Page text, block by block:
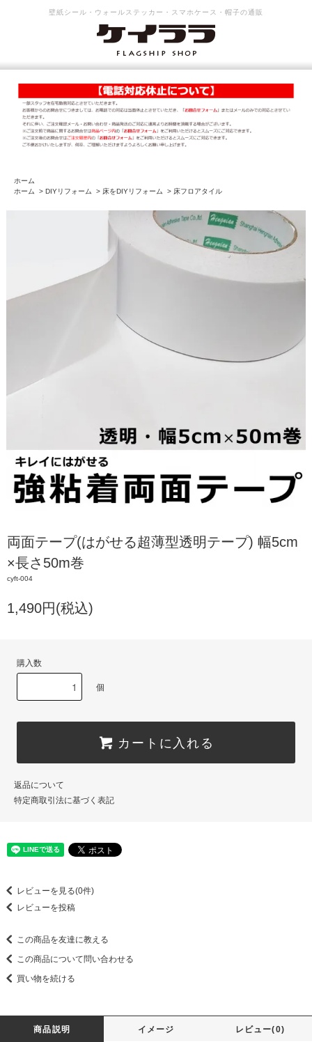
壁紙シール・ウォールステッカー・スマホケース・帽子の通販
ホーム
ホーム
> DIYリフォーム > 床をDIYリフォーム > 床フロアタイル
両面テープ(はがせる超薄型透明テープ) 幅5cm
×長さ50m巻
cyft-004
1,490円(税込)
購入数
個
カートに入れる
返品について
特定商取引法に基づく表記
レビューを見る(0件)
レビューを投稿
この商品を友達に教える
この商品について問い合わせる
買い物を続ける
商品説明 イメージ レビュー(0)